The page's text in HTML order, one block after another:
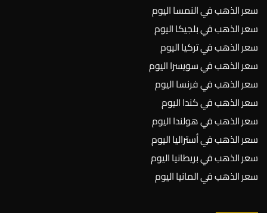
سعر الذهب في النمسا اليوم
سعر الذهب في بلجيكا اليوم
سعر الذهب في تركيا اليوم
سعر الذهب في سويسرا اليوم
سعر الذهب في فرنسا اليوم
سعر الذهب في كندا اليوم
سعر الذهب في هولندا اليوم
سعر الذهب في أستراليا اليوم
سعر الذهب في بريطانيا اليوم
سعر الذهب في المانيا اليوم